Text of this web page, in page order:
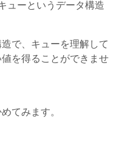
ューというデータ構造
で、キューを理解して
を得ることができませ
てみます。